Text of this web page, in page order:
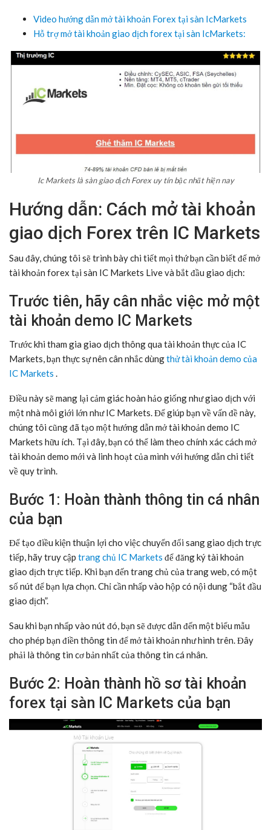
Video hướng dẫn mở tài khoản Forex tại sàn IcMarkets
Hỗ trợ mở tài khoản giao dịch forex tại sàn IcMarkets:
Ic Markets là sàn giao dịch Forex uy tín bậc nhất hiện nay
Hướng dẫn: Cách mở tài khoản
giao dịch Forex trên IC Markets
Sau đây, chúng tôi sẽ trình bày chi tiết mọi thứ bạn cần biết để mở
tài khoản forex tại sàn IC Markets Live và bắt đầu giao dịch:
Trước tiên, hãy cân nhắc việc mở một
tài khoản demo IC Markets
Trước khi tham gia giao dịch thông qua tài khoản thực của IC
Markets, bạn thực sự nên cân nhắc dùngthử tài khoản demo của
IC Markets .
Điều này sẽ mang lại cảm giác hoàn hảo giống như giao dịch với
một nhà môi giới lớn như IC Markets. Để giúp bạn về vấn đề này,
chúng tôi cũng đã tạo một hướng dẫn mở tài khoản demo IC
Markets hữu ích. Tại đây, bạn có thể làm theo chính xác cách mở
tài khoản demo mới và linh hoạt của mình với hướng dẫn chi tiết
về quy trình.
Bước 1: Hoàn thành thông tin cá nhân
của bạn
Để tạo điều kiện thuận lợi cho việc chuyển đổi sang giao dịch trực
tiếp, hãy truy cập trang chủ IC Markets để đăng ký tài khoản
giao dịch trực tiếp. Khi bạn đến trang chủ của trang web, có một
số nút để bạn lựa chọn. Chỉ cần nhấp vào hộp có nội dung “bắt đầu
giao dịch”.
Sau khi bạn nhấp vào nút đó, bạn sẽ được dẫn đến một biểu mẫu
cho phép bạn điền thông tin để mở tài khoản như hình trên. Đây
phải là thông tin cơ bản nhất của thông tin cá nhân.
Bước 2: Hoàn thành hồ sơ tài khoản
forex tại sàn IC Markets của bạn